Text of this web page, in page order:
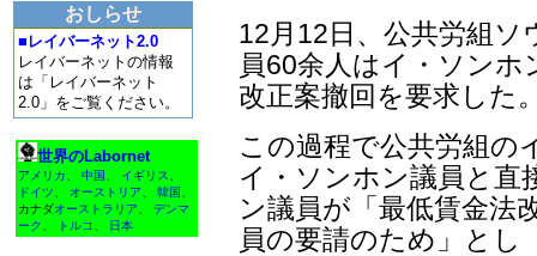
おしらせ
■レイバーネット2.0
レイバーネットの情報
は「レイバーネット
2.0」をご覧ください。
世界のLabornet
アメリカ 中国 イギリス
ドイツ
オーストリア 韓国
カナダオーストラリア
デンマ
ーク
トルコ 日本
12月12日、公共労組ソ
員60余人はイ・ソンホ
改正案撤回を要求した
この過程で公共労組の
イ・ソンホン議員と直
ン議員が「最低賃金法
員の要請のため」とし